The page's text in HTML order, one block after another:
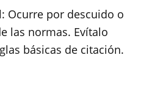
Ocurre por descuido o
las normas. Evítalo
básicas de citación.